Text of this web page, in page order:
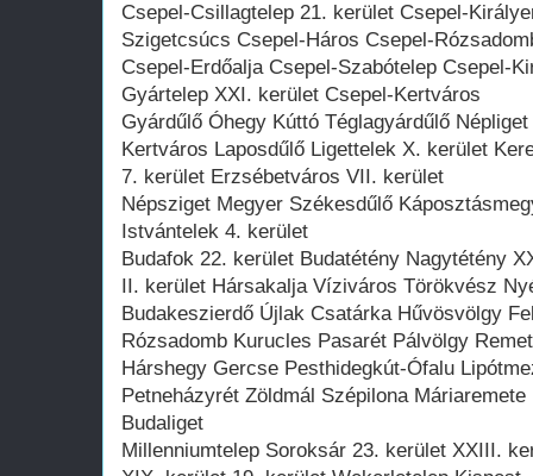
Csepel-Csillagtelep 21. kerület Csepel-
Szigetcsúcs Csepel-Háros Csepel-
Csepel-Erdőalja Csepel-Szabótelep Csepel-
Gyártelep XXI. kerület Csepel-Kertváros
Gyárdűlő Óhegy Kúttó Téglagyárdűlő
Kertváros Laposdűlő Ligettelek X. kerület
7. kerület Erzsébetváros VII. kerület
Népsziget Megyer Székesdűlő
Istvántelek 4. kerület
Budafok 22. kerület Budatétény Nagytétény
II. kerület Hársakalja Víziváros Törökvész
Budakeszierdő Újlak Csatárka Hűvösvölgy
Rózsadomb Kurucles Pasarét Pálvölgy
Hárshegy Gercse Pesthidegkút-Ófalu
Petneházyrét Zöldmál Szépilona
Budaliget
Millenniumtelep Soroksár 23. kerület XXIII.